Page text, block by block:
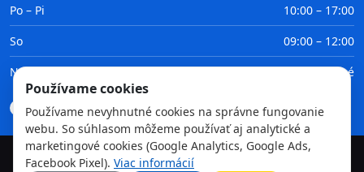
Po – Pi
10:00 – 17:00
So
09:00 – 12:00
Ne
Zatvorené
Doprava Platba Obchodné podmienky GDPR
©2026TvojaFarba.sk • Všetky práva vyhradené
Používame cookies
Používame nevyhnutné cookies na správne fungovanie
webu. So súhlasom môžeme používať aj analytické a
marketingové cookies (Google Analytics, Google Ads,
Facebook Pixel). Viac informácií